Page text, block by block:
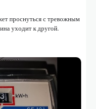
проснуться с тревожным
уходит к другой.